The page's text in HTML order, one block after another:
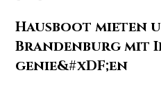
Hausboot mieten
Brandenburg mit
genie&#xDF;en